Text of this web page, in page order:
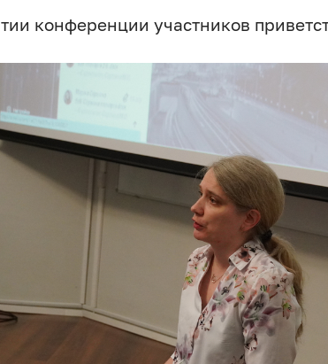
конференции участников